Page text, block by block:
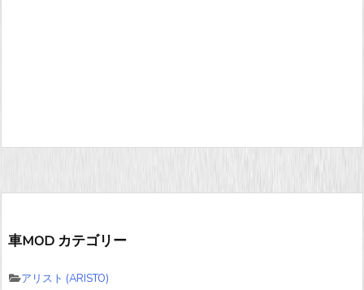
車MOD カテゴリー
アリスト (ARISTO)